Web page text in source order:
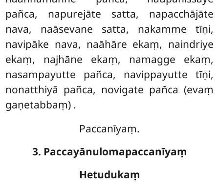
pañca, napurejāte satta, napacchājāte
nava, naāsevane satta, nakamme tīṇi,
navipāke nava, naāhāre ekaṃ, naindriye
ekaṃ, najhāne ekaṃ, namagge ekaṃ,
nasampayutte pañca, navippayutte tīṇi,
nonatthiyā pañca, novigate pañca (evaṃ
gaṇetabbaṃ) .
Paccanīyaṃ.
3. Paccayānulomapaccanīyaṃ
Hetudukaṃ